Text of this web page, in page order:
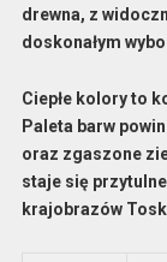
drewna, z
doskonałym
Ciepłe kolory to
Paleta barw
oraz zgaszone
staje się
krajobrazów